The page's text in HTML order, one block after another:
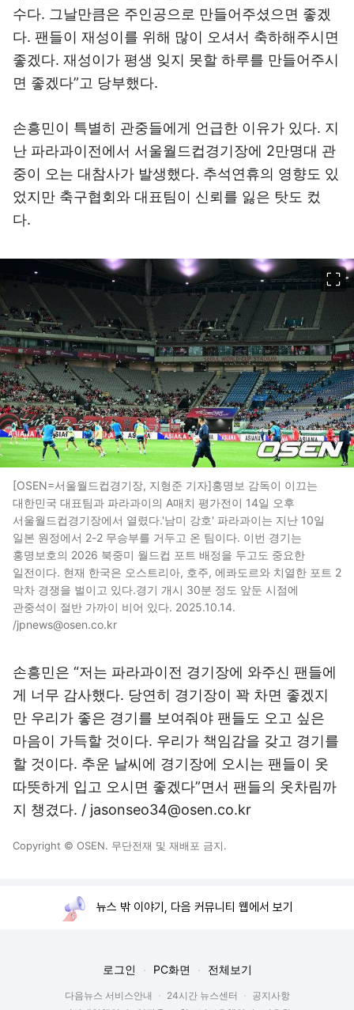
수다. 그날만큼은 주인공으로 만들어주셨으면 좋겠
다. 팬들이 재성이를 위해 많이 오셔서 축하해주시면
좋겠다. 재성이가 평생 잊지 못할 하루를 만들어주시
면 좋겠다”고 당부했다.
손흥민이 특별히 관중들에게 언급한 이유가 있다. 지
난 파라과이전에서 서울월드컵경기장에 2만명대 관
중이 오는 대참사가 발생했다. 추석연휴의 영향도 있
었지만 축구협회와 대표팀이 신뢰를 잃은 탓도 컸
다.
[OSEN=서울월드컵경기장, 지형준 기자]홍명보 감독이 이끄는
대한민국 대표팀과 파라과이의 A매치 평가전이 14일 오후
서울월드컵경기장에서 열렸다.'남미 강호' 파라과이는 지난 10일
일본 원정에서 2-2 무승부를 거두고 온 팀이다. 이번 경기는
홍명보호의 2026 북중미 월드컵 포트 배정을 두고도 중요한
일전이다. 현재 한국은 오스트리아, 호주, 에콰도르와 치열한 포트 2
막차 경쟁을 벌이고 있다.경기 개시 30분 정도 앞둔 시점에
관중석이 절반 가까이 비어 있다. 2025.10.14.
/jpnews@osen.co.kr
손흥민은 “저는 파라과이전 경기장에 와주신 팬들에
게 너무 감사했다. 당연히 경기장이 꽉 차면 좋겠지
만 우리가 좋은 경기를 보여줘야 팬들도 오고 싶은
마음이 가득할 것이다. 우리가 책임감을 갖고 경기를
할 것이다. 추운 날씨에 경기장에 오시는 팬들이 옷
따뜻하게 입고 오시면 좋겠다”면서 팬들의 옷차림까
지 챙겼다. / jasonseo34@osen.co.kr
Copyright © OSEN. 무단전재 및 재배포 금지.
뉴스 밖 이야기, 다음 커뮤니티 웹에서 보기
로그인 PC화면 전체보기
다음뉴스 서비스안내 24시간 뉴스센터
공지사항